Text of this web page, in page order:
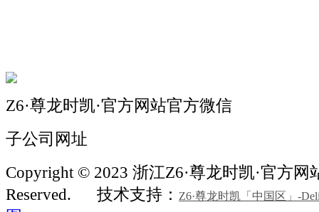
Z6·尊龙时凯·官方网站官方微信
子公司网址
Copyright © 2023 浙江Z6·尊龙时凯·官方网
Reserved.
技术支持： Z6·尊龙时凯「中国区」-